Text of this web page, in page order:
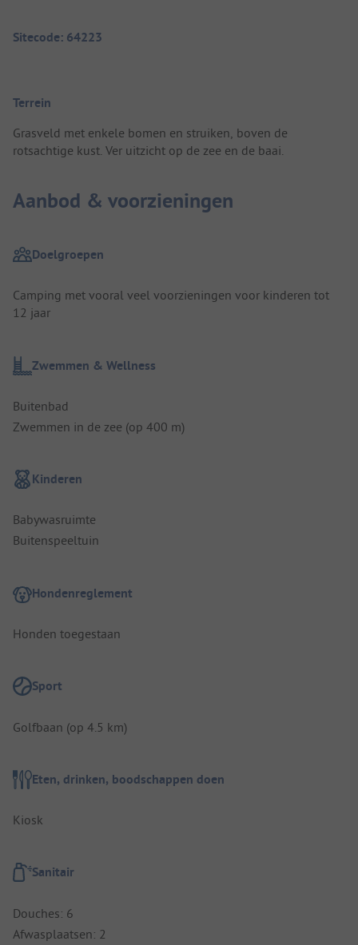
Sitecode: 64223
Terrein
Grasveld met enkele bomen en struiken, boven de
rotsachtige kust. Ver uitzicht op de zee en de baai.
Aanbod & voorzieningen
Doelgroepen
Camping met vooral veel voorzieningen voor kinderen tot
12 jaar
Zwemmen & Wellness
Buitenbad
Zwemmen in de zee (op 400 m)
Kinderen
Babywasruimte
Buitenspeeltuin
Hondenreglement
Honden toegestaan
Sport
Golfbaan (op 4.5 km)
Eten, drinken, boodschappen doen
Kiosk
Sanitair
Douches: 6
Afwasplaatsen: 2